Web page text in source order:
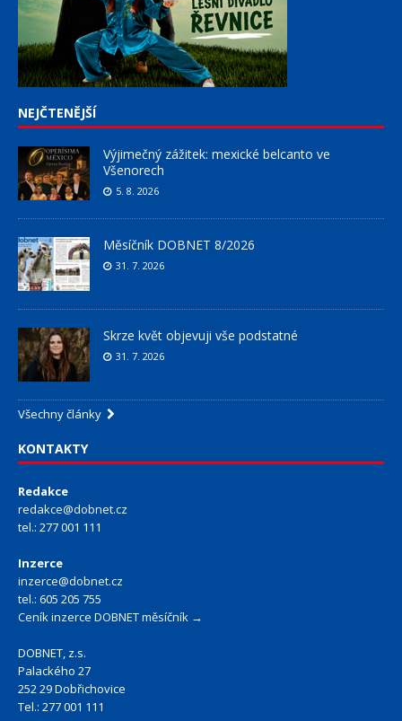
NEJČTENĚJŠÍ
Výjimečný zážitek: mexické belcanto ve
Všenorech
5. 8. 2026
Měsíčník DOBNET 8/2026
31. 7. 2026
Skrze květ objevuji vše podstatné
31. 7. 2026
Všechny články
KONTAKTY
Redakce
redakce@dobnet.cz
tel.: 277 001 111
Inzerce
inzerce@dobnet.cz
tel.: 605 205 755
Ceník inzerce DOBNET měsíčník →
DOBNET, z.s.
Palackého 27
252 29 Dobřichovice
Tel.: 277 001 111